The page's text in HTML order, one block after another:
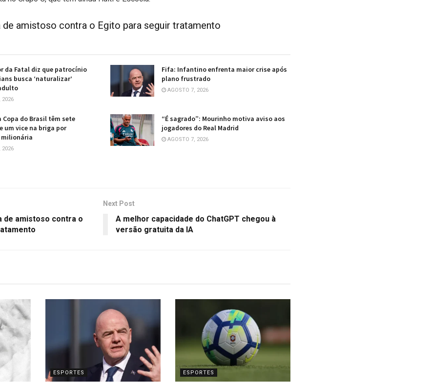
de amistoso contra o Egito para seguir tratamento
da Fatal diz que patrocínio
busca ‘naturalizar’
2026
Fifa: Infantino enfrenta maior crise após
plano frustrado
AGOSTO 7, 2026
Copa do Brasil têm sete
um vice na briga por
milionária
2026
“É sagrado”: Mourinho motiva aviso aos
jogadores do Real Madrid
AGOSTO 7, 2026
de amistoso contra o
Next Post
A melhor capacidade do ChatGPT chegou à
versão gratuita da IA
ESPORTES ESPORTES